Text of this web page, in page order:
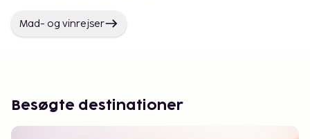
Mad- og vinrejser
Besøgte destinationer